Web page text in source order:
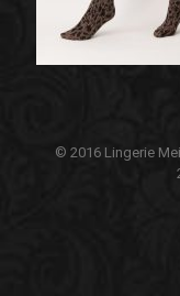
© 2016 Lingerie